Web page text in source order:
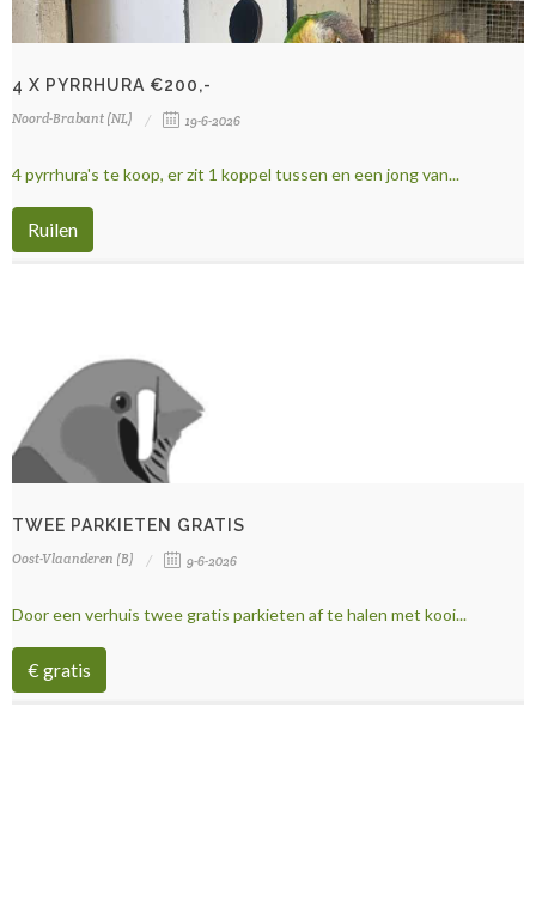
4 X PYRRHURA €200,-
Noord-Brabant (NL) 19-6-2026
4 pyrrhura's te koop, er zit 1 koppel tussen en een jong van...
Ruilen
TWEE PARKIETEN GRATIS
Oost-Vlaanderen (B) 9-6-2026
Door een verhuis twee gratis parkieten af te halen met kooi...
€ gratis